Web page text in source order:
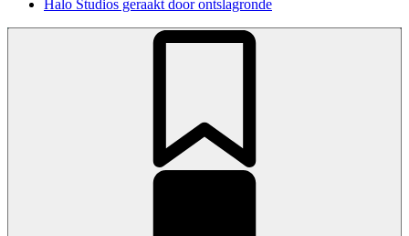
Halo Studios geraakt door ontslagronde